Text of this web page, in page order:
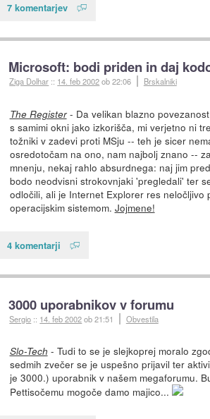
7 komentarjev
Microsoft: bodi priden in daj
Ziga Dolhar :: 14. feb 2002ob 22:06 Brskalniki
The Register- Da velikan blazno
s samimi okni jako izkorišča, mi verjetno ni
tožniki v zadevi proti MSju -- teh je sicer
osredotočam na ono, nam najbolj znano --
mnenju, nekaj rahlo absurdnega: naj jim
bodo neodvisni strokovnjaki 'pregledali' ter
odločili, ali je Internet Explorer res neločljivo
operacijskim sistemom. Jojmene!
4 komentarji
3000 uporabnikov v forumu
Sergio :: 14. feb 2002ob 21:51 Obvestila
Slo-Tech - Tudi to se je slejkoprej moralo
sedmih zvečer se je uspešno prijavil ter
je 3000.) uporabnik v našem megaforumu.
Pettisočemu mogoče damo majico...